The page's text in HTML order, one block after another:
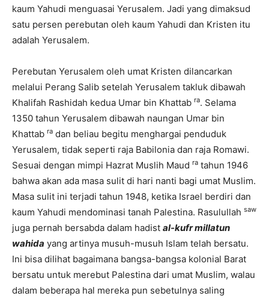
kaum Yahudi menguasai Yerusalem. Jadi yang dimaksud
satu persen perebutan oleh kaum Yahudi dan Kristen itu
adalah Yerusalem.
Perebutan Yerusalem oleh umat Kristen dilancarkan
melalui Perang Salib setelah Yerusalem takluk dibawah
Khalifah Rashidah kedua Umar bin Khattab ra. Selama
1350 tahun Yerusalem dibawah naungan Umar bin
Khattab ra dan beliau begitu menghargai penduduk
Yerusalem, tidak seperti raja Babilonia dan raja Romawi.
Sesuai dengan mimpi Hazrat Muslih Maud ra tahun 1946
bahwa akan ada masa sulit di hari nanti bagi umat Muslim.
Masa sulit ini terjadi tahun 1948, ketika Israel berdiri dan
kaum Yahudi mendominasi tanah Palestina. Rasulullah saw
juga pernah bersabda dalam hadist al-kufr millatun
wahida yang artinya musuh-musuh Islam telah bersatu.
Ini bisa dilihat bagaimana bangsa-bangsa kolonial Barat
bersatu untuk merebut Palestina dari umat Muslim, walau
dalam beberapa hal mereka pun sebetulnya saling